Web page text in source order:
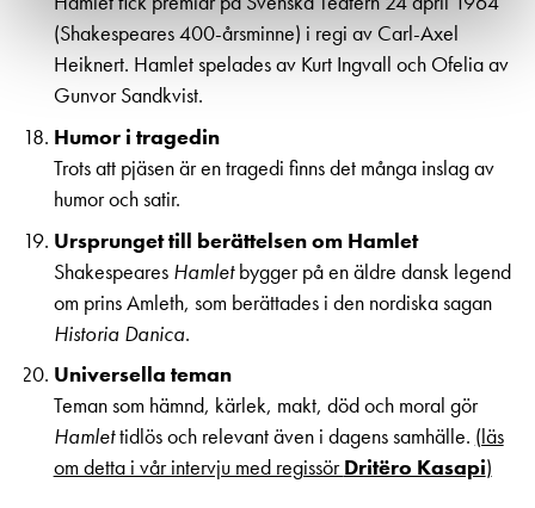
(Shakespeares 400-årsminne) i regi av Carl-Axel
Heiknert. Hamlet spelades av Kurt Ingvall och Ofelia av
Gunvor Sandkvist.
Humor i tragedin
Trots att pjäsen är en tragedi finns det många inslag av
humor och satir.
Ursprunget till berättelsen om Hamlet
Shakespeares Hamletbygger på en äldre dansk legend
om prins Amleth, som berättades i den nordiska sagan
Historia Danica.
Universella teman
Teman som hämnd, kärlek, makt, död och moral gör
Hamlettidlös och relevant även i dagens samhälle. (läs
om detta i vår intervju med regissörDritëro Kasapi)